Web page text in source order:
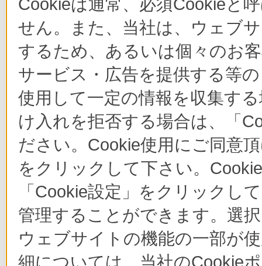
Cookieは通常、必須Cookieと
せん。また、当社は、ウェブ
するため、あるいは個々のお
サービス・広告を提供する等
使用して一定の情報を収集す
け入れを拒否する場合は、「
ださい。Cookie使用にご同意
をクリックして下さい。
「Cookie設定」をクリックし
管理することができます。選
ウェブサイトの機能の一部が
細については、当社のCookie